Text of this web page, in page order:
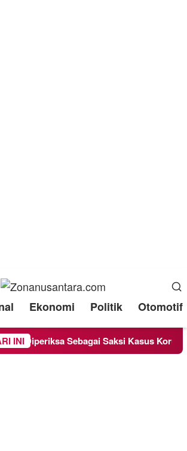
Ekonomi Politik Otomotif
INI Sebagai Saksi Kasus Korupsi